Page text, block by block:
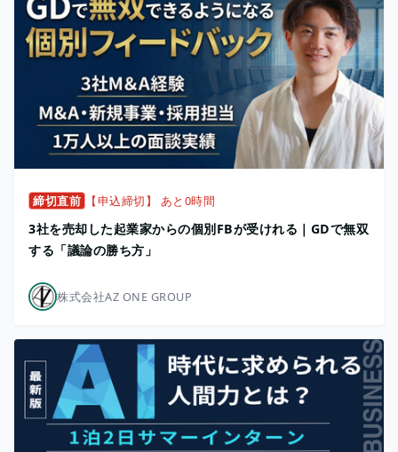
締切直前 【申込締切】 あと0時間
3社を売却した起業家からの個別FBが受けれる｜GDで無双
する「議論の勝ち方」
株式会社AZ ONE GROUP